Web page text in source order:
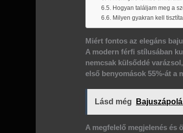
Hogyan találjam meg a
Milyen gyakran kell
Miért fontos az elegáns
A modern férfi stílusában
nemcsak külsőddé
első benyomások55%-át a
Lásd még
A megfelelő megjelenés és